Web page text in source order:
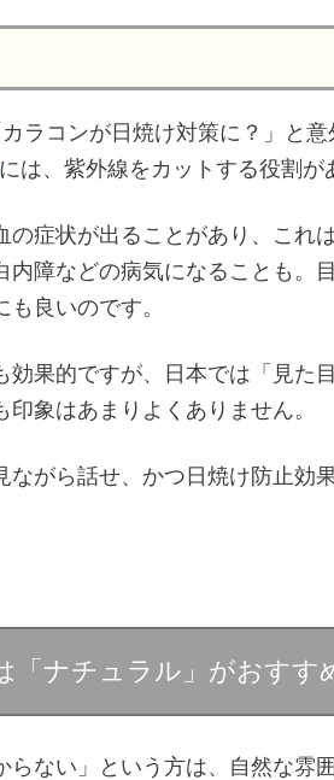
ラコンが日焼け対策に？」と意
には、紫外線をカットする役割が
症状が出ることがあり、これ
障などの病気になることも。
良いのです。
果的ですが、日本では「見た
象はあまりよくありません。
がら話せ、かつ日焼け防止効
「ナチュラル」がおすす
らない」という方は、自然な雰